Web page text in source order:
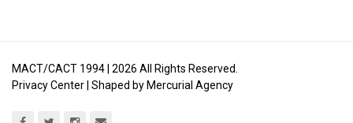
MACT/CACT 1994 | 2026 All Rights Reserved.
Privacy Center | Shaped by Mercurial Agency